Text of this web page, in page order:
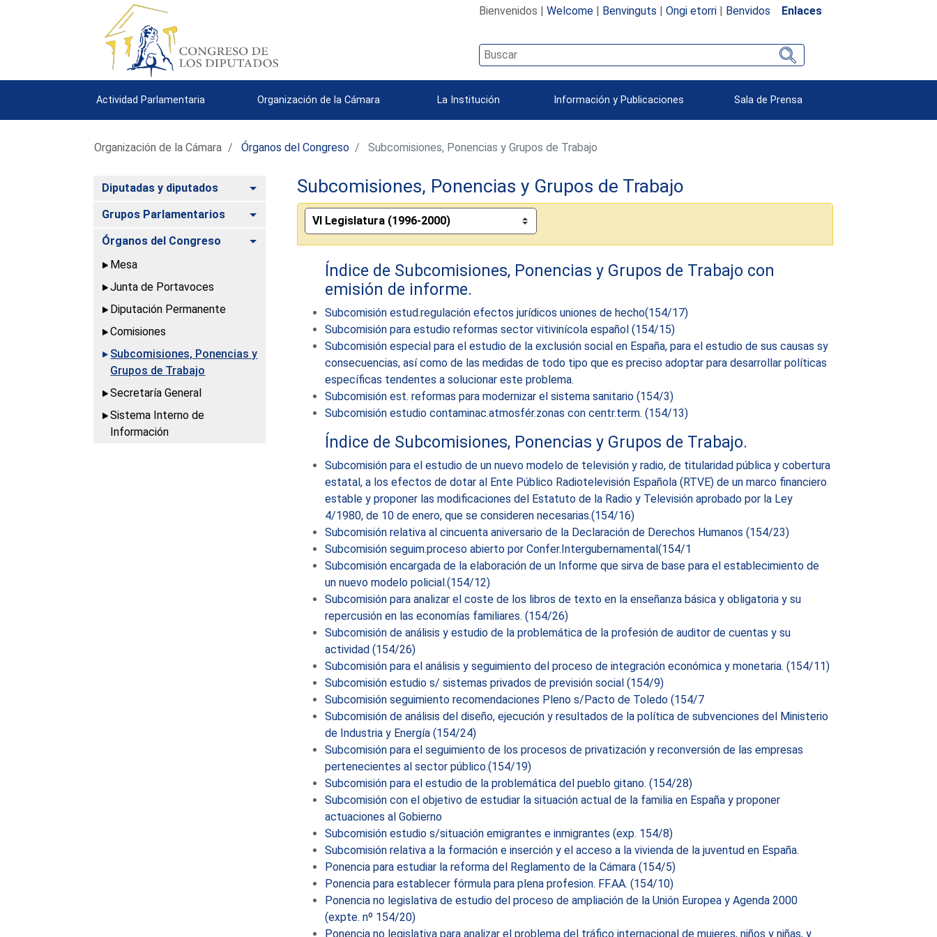
Bienvenidos | Welcome| Benvinguts | Ongi etorri| Benvidos Enlaces
Actividad Parlamentaria Organización de la Cámara La Institución Información y Publicaciones Sala de Prensa
Organización de la Cámara Órganos del Congreso Subcomisiones, Ponencias y Grupos de Trabajo
Diputadas y diputados Alternar
Grupos Parlamentarios Alternar
Órganos del Congreso
Alternar
Mesa
Junta de Portavoces
Diputación Permanente
Comisiones
Subcomisiones, Ponencias y
Grupos de Trabajo
Secretaría General
Sistema Interno de
Información
Subcomisiones, Ponencias y Grupos de Trabajo
Índice de Subcomisiones, Ponencias y Grupos de Trabajo con
emisión de informe.
Subcomisión estud.regulación efectos jurídicos uniones de hecho(154/17)
Subcomisión para estudio reformas sector vitivinícola español (154/15)
Subcomisión especial para el estudio de la exclusión social en España, para el estudio de sus causas sy
consecuencias, así como de las medidas de todo tipo que es preciso adoptar para desarrollar políticas
específicas tendentes a solucionar este problema.
Subcomisión est. reformas para modernizar el sistema sanitario (154/3)
Subcomisión estudio contaminac.atmosfér.zonas con centr.term. (154/13)
Índice de Subcomisiones, Ponencias y Grupos de Trabajo.
Subcomisión para el estudio de un nuevo modelo de televisión y radio, de titularidad pública y cobertura
estatal, a los efectos de dotar al Ente Público Radiotelevisión Española (RTVE) de un marco financiero
estable y proponer las modificaciones del Estatuto de la Radio y Televisión aprobado por la Ley
4/1980, de 10 de enero, que se consideren necesarias.(154/16)
Subcomisión relativa al cincuenta aniversario de la Declaración de Derechos Humanos (154/23)
Subcomisión seguim.proceso abierto por Confer.Intergubernamental(154/1
Subcomisión encargada de la elaboración de un Informe que sirva de base para el establecimiento de
un nuevo modelo policial.(154/12)
Subcomisión para analizar el coste de los libros de texto en la enseñanza básica y obligatoria y su
repercusión en las economías familiares. (154/26)
Subcomisión de análisis y estudio de la problemática de la profesión de auditor de cuentas y su
actividad (154/26)
Subcomisión para el análisis y seguimiento del proceso de integración económica y monetaria. (154/11)
Subcomisión estudio s/ sistemas privados de previsión social (154/9)
Subcomisión seguimiento recomendaciones Pleno s/Pacto de Toledo (154/7
Subcomisión de análisis del diseño, ejecución y resultados de la política de subvenciones del Ministerio
de Industria y Energía (154/24)
Subcomisión para el seguimiento de los procesos de privatización y reconversión de las empresas
pertenecientes al sector público.(154/19)
Subcomisión para el estudio de la problemática del pueblo gitano. (154/28)
Subcomisión con el objetivo de estudiar la situación actual de la familia en España y proponer
actuaciones al Gobierno
Subcomisión estudio s/situación emigrantes e inmigrantes (exp. 154/8)
Subcomisión relativa a la formación e inserción y el acceso a la vivienda de la juventud en España.
Ponencia para estudiar la reforma del Reglamento de la Cámara (154/5)
Ponencia para establecer fórmula para plena profesion. FF.AA. (154/10)
Ponencia no legislativa de estudio del proceso de ampliación de la Unión Europea y Agenda 2000
(expte. nº 154/20)
Ponencia no legislativa para analizar el problema del tráfico internacional de mujeres, niños y niñas, y